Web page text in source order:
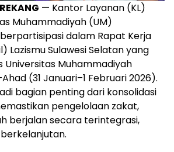
— Kantor Layanan (KL)
Muhammadiyah (UM)
dalam Rapat Kerja
Lazismu Sulawesi Selatan yang
Universitas Muhammadiyah
(31 Januari–1 Februari 2026).
bagian penting dari konsolidasi
pengelolaan zakat,
berjalan secara terintegrasi,